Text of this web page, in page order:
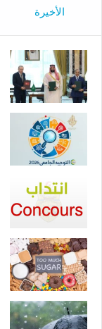
الأخيرة